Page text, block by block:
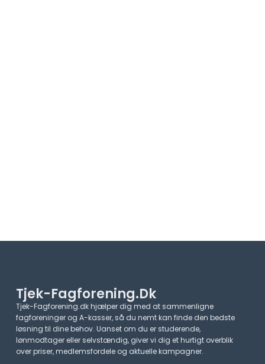
Tjek-Fagforening.dk
Tjek-Fagforening.dk hjælper dig med at sammenligne
fagforeninger og A-kasser, så du nemt kan finde den bedste
løsning til dine behov. Uanset om du er studerende,
lønmodtager eller selvstændig, giver vi dig et hurtigt overblik
over priser, medlemsfordele og aktuelle kampagner.​